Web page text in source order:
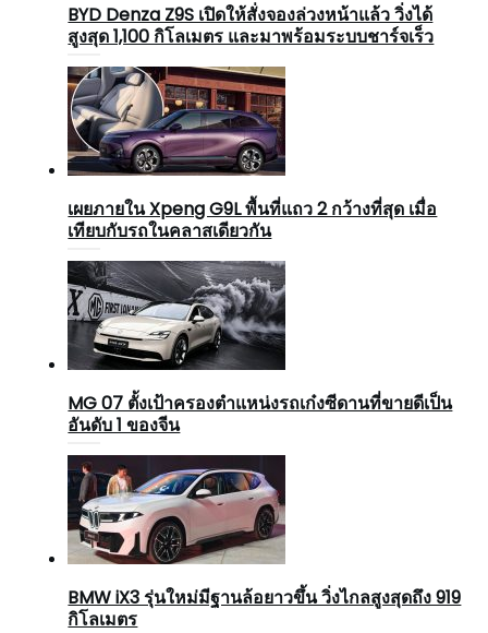
BYD Denza Z9S เปิดให้สั่งจองล่วงหน้าแล้ว วิ่งได้
สูงสุด 1,100 กิโลเมตร และมาพร้อมระบบชาร์จเร็ว
เผยภายใน Xpeng G9L พื้นที่แถว 2 กว้างที่สุด เมื่อ
เทียบกับรถในคลาสเดียวกัน
MG 07 ตั้งเป้าครองตำแหน่งรถเก๋งซีดานที่ขายดีเป็น
อันดับ 1 ของจีน
BMW iX3 รุ่นใหม่มีฐานล้อยาวขึ้น วิ่งไกลสูงสุดถึง 919
กิโลเมตร